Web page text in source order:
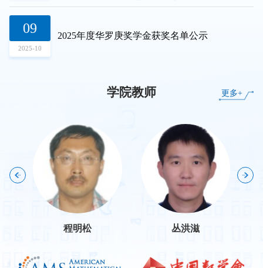
09
2025-10
2025年度华罗庚奖学金获奖名单公示
24
2025-10
学院教师 更多+
程明松 丛洪滋